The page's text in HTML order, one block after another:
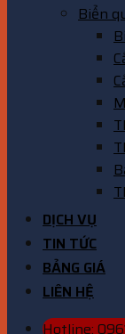
Biển
DỊCH VỤ
TIN TỨC
BẢNG GIÁ
LIÊN HỆ
Hotline: